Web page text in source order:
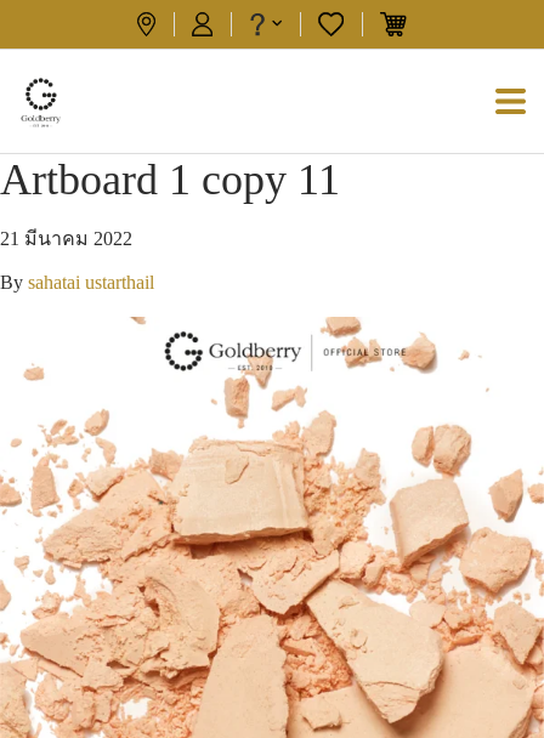
Artboard 1 copy 11
21 มีนาคม 2022
By sahatai ustarthail